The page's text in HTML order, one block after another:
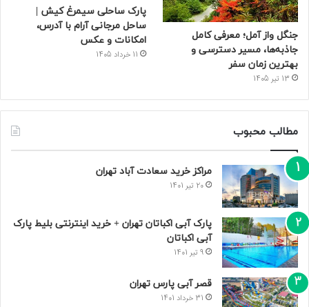
جنگل واز آمل؛ معرفی کامل
جاذبه‌ها، مسیر دسترسی و
بهترین زمان سفر
13 تیر 1405
پارک ساحلی سیمرغ کیش |
ساحل مرجانی آرام با آدرس،
امکانات و عکس
11 خرداد 1405
مطالب محبوب
مراکز خرید سعادت‌ آباد تهران
20 تیر 1401
پارک آبی اکباتان تهران + خرید اینترنتی بلیط پارک
آبی اکباتان
9 تیر 1401
قصر آبی پارس تهران
31 خرداد 1401